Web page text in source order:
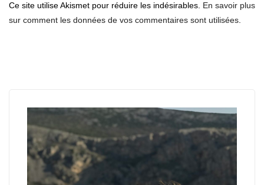
Ce site utilise Akismet pour réduire les indésirables. En savoir plus
sur comment les données de vos commentaires sont utilisées